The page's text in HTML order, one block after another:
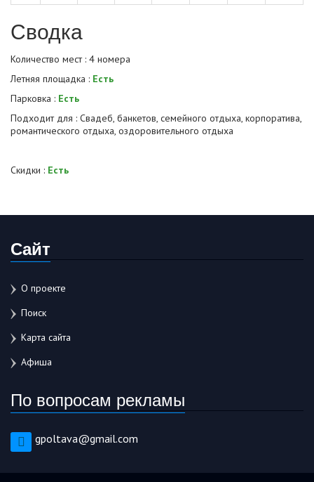
Сводка
Количество мест : 4 номера
Летняя площадка : Есть
Парковка : Есть
Подходит для : Свадеб, банкетов, семейного отдыха, корпоратива,
романтического отдыха, оздоровительного отдыха
Скидки : Есть
Сайт
О проекте
Поиск
Карта сайта
Афиша
По вопросам рекламы
gpoltava@gmail.com